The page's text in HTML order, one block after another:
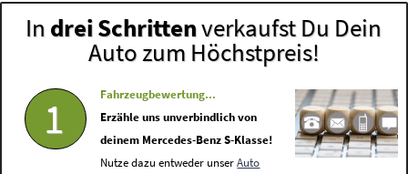
In drei Schrittenverkaufst Du Dein
Auto zum Höchstpreis!
1
Fahrzeugbewertung...
Erzähle uns unverbindlich von
deinem Mercedes-Benz S-Klasse!
Nutze dazu entweder unserAuto